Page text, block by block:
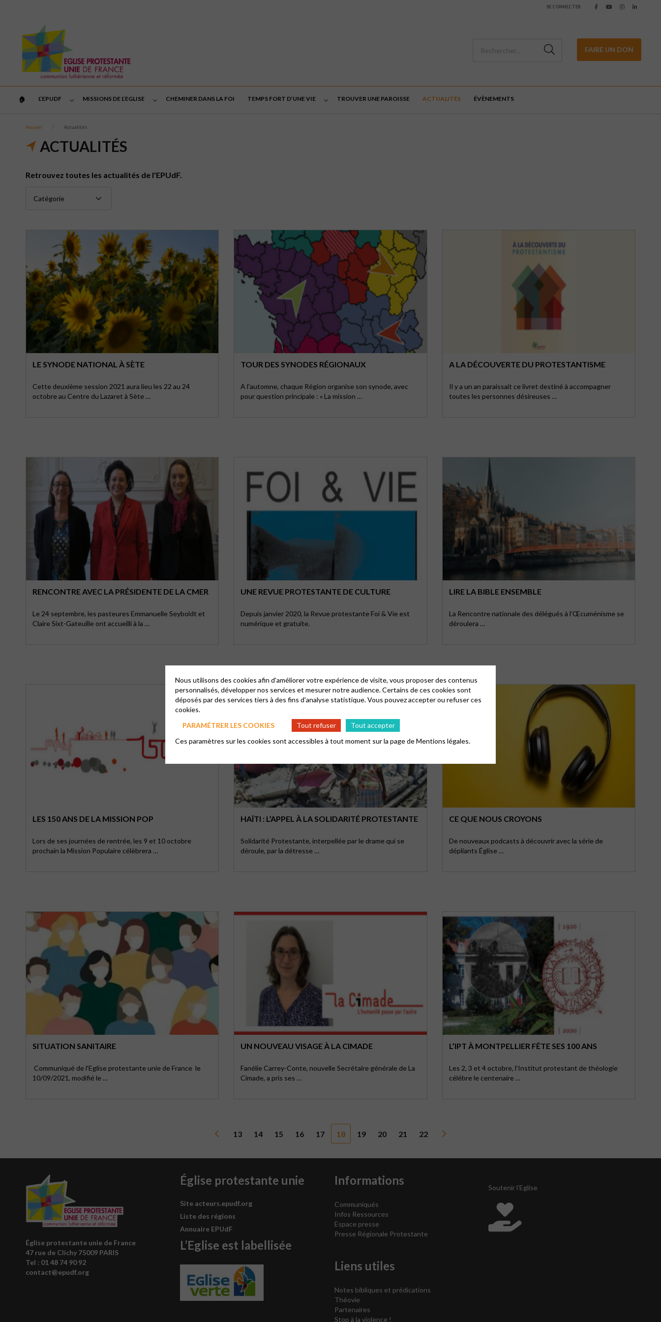
SE CONNECTER
FAIRE UN DON
🏠︎ L’EPUDF MISSIONS DE L’EGLISE CHEMINER DANS LA FOI TEMPS FORT D’UNE VIE TROUVER UNE PAROISSE ACTUALITÉS ÉVÈNEMENTS
Accueil Actualités
ACTUALITÉS
Retrouvez toutes les actualités de l'EPUdF.
LE SYNODE NATIONAL À SÈTE
Cette deuxième session 2021 aura lieu les 22 au 24
octobre au Centre du Lazaret à Sète …
TOUR DES SYNODES RÉGIONAUX
A l'automne, chaque Région organise son synode, avec
pour question principale : « La mission …
A LA DÉCOUVERTE DU PROTESTANTISME
Il y a un an paraissait ce livret destiné à accompagner
toutes les personnes désireuses …
RENCONTRE AVEC LA PRÉSIDENTE DE LA CMER
Le 24 septembre, les pasteures Emmanuelle Seyboldt et
Claire Sixt-Gateuille ont accueilli à la …
UNE REVUE PROTESTANTE DE CULTURE
Depuis janvier 2020, la Revue protestante Foi & Vie est
numérique et gratuite.
LIRE LA BIBLE ENSEMBLE
La Rencontre nationale des délégués à l'Œcuménisme se
déroulera …
LES 150 ANS DE LA MISSION POP
Lors de ses journées de rentrée, les 9 et 10 octobre
prochain la Mission Populaire célèbrera …
HAÏTI : L’APPEL À LA SOLIDARITÉ PROTESTANTE
Solidarité Protestante, interpellée par le drame qui se
déroule, par la détresse …
CE QUE NOUS CROYONS
De nouveaux podcasts à découvrir avec la série de
dépliants Église …
SITUATION SANITAIRE
Communiqué de l'Eglise protestante unie de France le
10/09/2021, modifié le …
UN NOUVEAU VISAGE À LA CIMADE
Fanélie Carrey-Conte, nouvelle Secrétaire générale de La
Cimade, a pris ses …
L’IPT À MONTPELLIER FÊTE SES 100 ANS
Les 2, 3 et 4 octobre, l'Institut protestant de théologie
célébre le centenaire …
13 14 15 16 17 18 19 20 21 22
Église protestante unie de France
47 rue de Clichy 75009 PARIS
Tel : 01 48 74 90 92
contact@epudf.org
Église protestante unie
Site acteurs.epudf.org
Liste des régions
Annuaire EPUdF
L’Eglise est labellisée
Informations
Communiqués
Infos Ressources
Espace presse
Presse Régionale Protestante
Liens utiles
Notes bibliques et prédications
Théovie
Partenaires
Stop à la violence !
Soutenir l’Eglise
Nous utilisons des cookies afin d'améliorer votre expérience de visite, vous proposer des contenus
personnalisés, développer nos services et mesurer notre audience. Certains de ces cookies sont
déposés par des services tiers à des fins d'analyse statistique. Vous pouvez accepter ou refuser ces
cookies.
PARAMÉTRER LES COOKIES
Tout refuser
Tout accepter
Ces paramètres sur les cookies sont accessibles à tout moment sur la page deMentions légales.